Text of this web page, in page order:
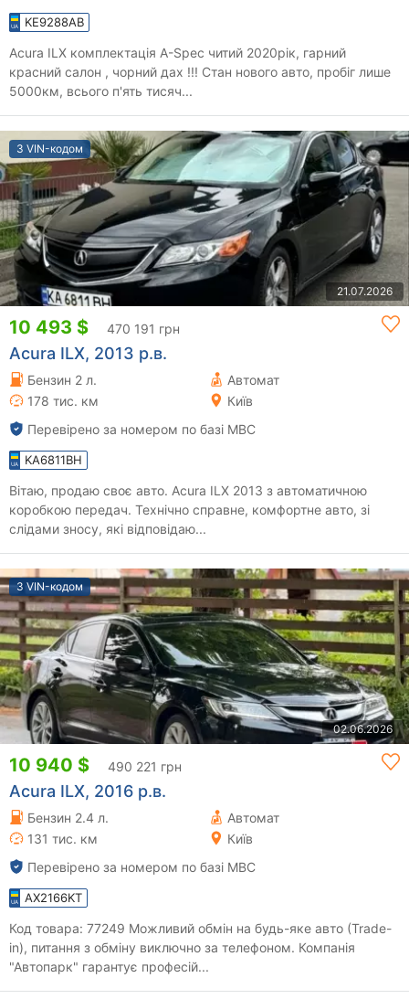
KE9288AB
Acura ILX комплектація A-Spec читий 2020рік, гарний
красний салон , чорний дах !!! Стан нового авто, пробіг лише
5000км, всього п'ять тисяч...
З VIN-кодом
21.07.2026
10 493 $ 470 191 грн
Acura ILX, 2013 р.в.
Бензин 2 л.
Автомат
178 тис. км
Київ
Перевірено за номером по базі МВС
KA6811BH
Вітаю, продаю своє авто. Acura ILX 2013 з автоматичною
коробкою передач. Технічно справне, комфортне авто, зі
слідами зносу, які відповідаю...
З VIN-кодом
02.06.2026
10 940 $ 490 221 грн
Acura ILX, 2016 р.в.
Бензин 2.4 л.
Автомат
131 тис. км
Київ
Перевірено за номером по базі МВС
AX2166KT
Код товара: 77249 Можливий обмін на будь-яке авто (Trade-
in), питання з обміну виключно за телефоном. Компанія
"Автопарк" гарантує професій...